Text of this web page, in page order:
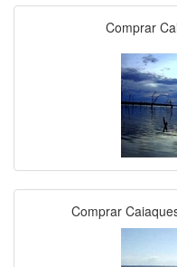
Comprar
Comprar